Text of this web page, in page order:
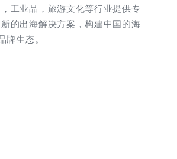
工业品，旅游文化等行业提供专
的出海解决方案，构建中国的海
牌生态。